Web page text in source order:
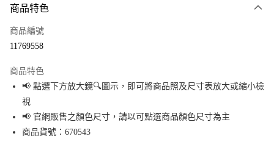
信用卡一次付款
Apple Pay
街口支付
悠遊付
商品特色
商品編號
11769558
商品特色
📢 點選下方放大鏡🔍圖示，即可將商品照及尺寸表放大或縮小檢
視
📢 官網販售之顏色尺寸，請以可點選商品顏色尺寸為主
商品貨號：670543